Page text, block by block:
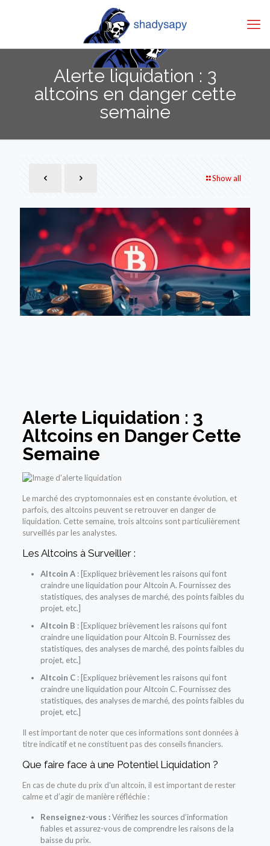
Alerte liquidation : 3
altcoins en danger cette
semaine
Show all
Alerte Liquidation : 3
Altcoins en Danger Cette
Semaine
Le marché des cryptomonnaies est en constante évolution, et
parfois, des altcoins peuvent se retrouver en danger de
liquidation. Cette semaine, trois altcoins sont particulièrement
surveillés par les analystes.
Les Altcoins à Surveiller :
Altcoin A: [Expliquez brièvement les raisons qui font
craindre une liquidation pour Altcoin A. Fournissez des
statistiques, des analyses de marché, des points faibles du
projet, etc.]
Altcoin B : [Expliquez brièvement les raisons qui font
craindre une liquidation pour Altcoin B. Fournissez des
statistiques, des analyses de marché, des points faibles du
projet, etc.]
Altcoin C: [Expliquez brièvement les raisons qui font
craindre une liquidation pour Altcoin C. Fournissez des
statistiques, des analyses de marché, des points faibles du
projet, etc.]
Il est important de noter que ces informations sont données à
titre indicatif et ne constituent pas des conseils financiers.
Que faire face à une Potentiel Liquidation ?
En cas de chute du prix d’un altcoin, il est important de rester
calme et d’agir de manière réfléchie :
Renseignez-vous :Vérifiez les sources d’information
fiables et assurez-vous de comprendre les raisons de la
baisse du prix.